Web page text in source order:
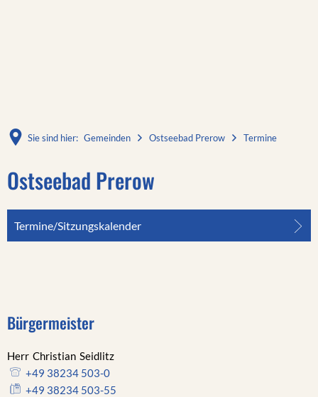
Sie sind hier: Gemeinden Ostseebad Prerow Termine
Ostseebad Prerow
Termine/Sitzungskalender
Bürgermeister
Herr Christian Seidlitz
+49 38234 503-0
+49 38234 503-55